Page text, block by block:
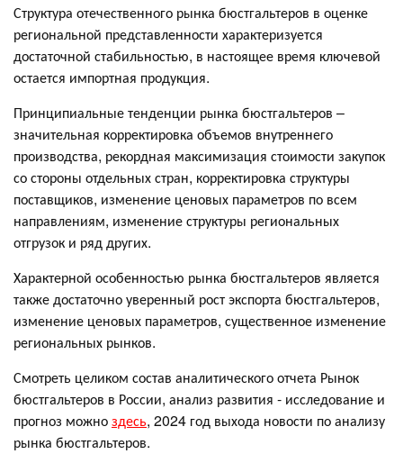
Структура отечественного рынка бюстгальтеров в оценке
региональной представленности характеризуется
достаточной стабильностью, в настоящее время ключевой
остается импортная продукция.
Принципиальные тенденции рынка бюстгальтеров –
значительная корректировка объемов внутреннего
производства, рекордная максимизация стоимости закупок
со стороны отдельных стран, корректировка структуры
поставщиков, изменение ценовых параметров по всем
направлениям, изменение структуры региональных
отгрузок и ряд других.
Характерной особенностью рынка бюстгальтеров является
также достаточно уверенный рост экспорта бюстгальтеров,
изменение ценовых параметров, существенное изменение
региональных рынков.
Смотреть целиком состав аналитического отчета Рынок
бюстгальтеров в России, анализ развития - исследование и
прогноз можноздесь, 2024 год выхода новости по анализу
рынка бюстгальтеров.